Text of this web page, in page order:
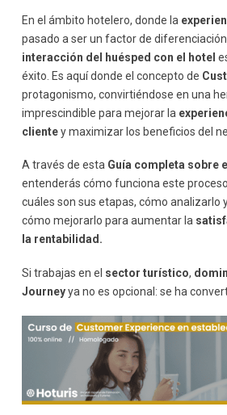
Identificación de puntos de
Uso de herramientas digitales
Recogida de feedback del
Estrategias para mejorar el
hoteles
Personalización de la
Optimización de la
Uso de tecnología
Ejemplo práctico de Customer
Beneficios de optimizar el
Errores comunes en la gestión del
No escuchar al cliente
Procesos complejos
Falta de formación del equipo
Tendencias del Customer Journey
Experiencias
Integración omnicanal
Inteligencia artificial
En el ámbito hotelero, donde la
pasado a ser un factor de
interacción del huésped con el hotel
éxito. Es aquí donde el concepto de
protagonismo, convirtiéndose en una
imprescindible para mejorar la
clientey maximizar los beneficios del
A través de esta Guía completa sobre
entenderás cómo funciona este
cuáles son sus etapas, cómo analizarlo
cómo mejorarlo para aumentar la
la rentabilidad.
Si trabajas en el sector turístico,
Journeyya no es opcional: se ha